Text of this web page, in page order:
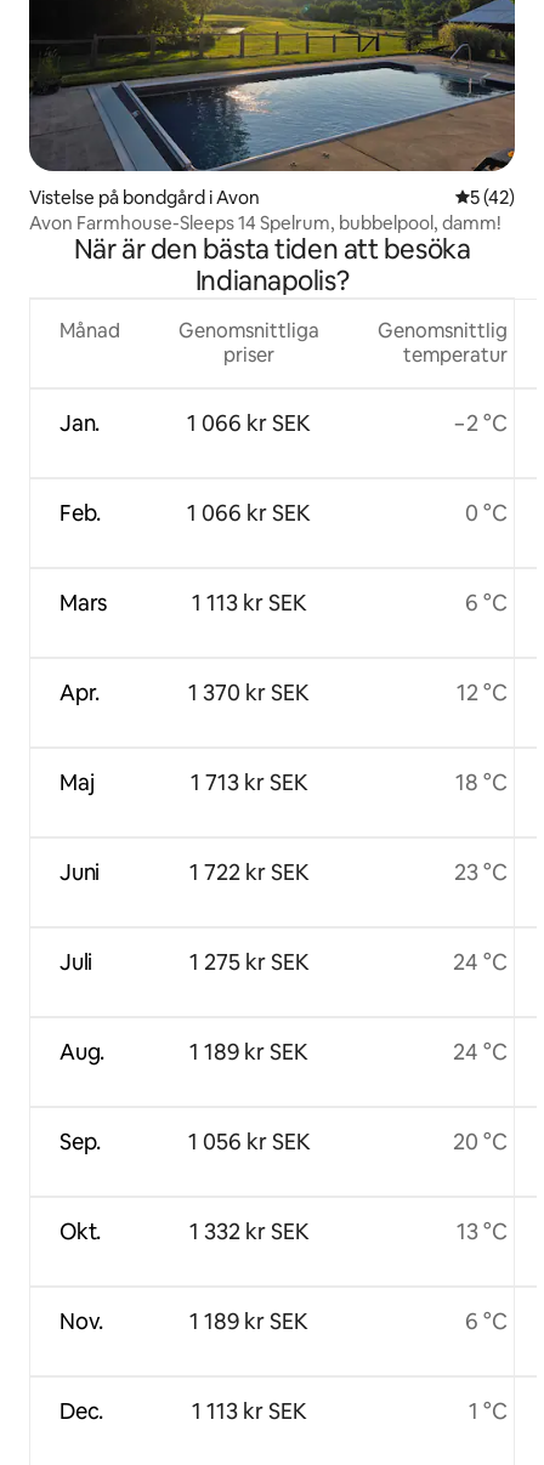
Vistelse på bondgård i Avon 5 av 5 i
5 (42)
Avon Farmhouse-Sleeps 14 Spelrum, bubbelpool, damm!
När är den bästa tiden att besöka
Indianapolis?
Månad
Jan.
Feb.
Mars
Apr.
Maj
Juni
Juli
Aug.
Sep.
Okt.
Nov.
Dec.
Genomsnittliga
priser
1 066 kr SEK
1 066 kr SEK
1 113 kr SEK
1 370 kr SEK
1 713 kr SEK
1 722 kr SEK
1 275 kr SEK
1 189 kr SEK
1 056 kr SEK
1 332 kr SEK
1 189 kr SEK
1 113 kr SEK
Genomsnittlig
temperatur
−2 °C
0 °C
6 °C
12 °C
18 °C
23 °C
24 °C
24 °C
20 °C
13 °C
6 °C
1 °C